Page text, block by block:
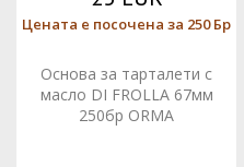
Цената е посочена за 250 Бр
Основа за тарталети с
масло DI FROLLA 67мм
250бр ORMA